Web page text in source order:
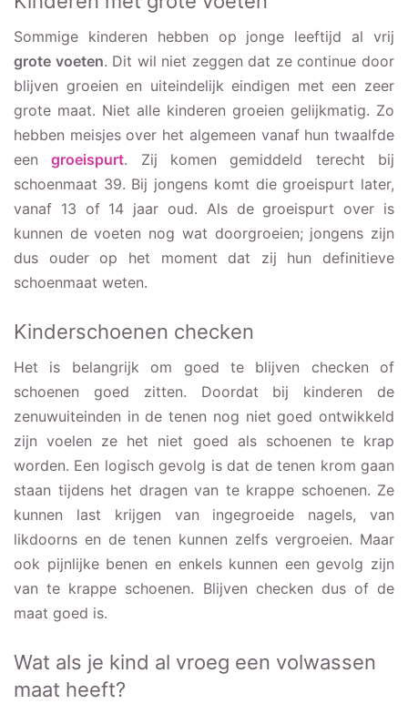
Sommige kinderen hebben op jonge leeftijd al vrij
grote voeten. Dit wil niet zeggen dat ze continue door
blijven groeien en uiteindelijk eindigen met een zeer
grote maat. Niet alle kinderen groeien gelijkmatig. Zo
hebben meisjes over het algemeen vanaf hun twaalfde
eengroeispurt. Zij komen gemiddeld terecht bij
schoenmaat 39. Bij jongens komt die groeispurt later,
vanaf 13 of 14 jaar oud. Als de groeispurt over is
kunnen de voeten nog wat doorgroeien; jongens zijn
dus ouder op het moment dat zij hun definitieve
schoenmaat weten.
Kinderschoenen checken
Het is belangrijk om goed te blijven checken of
schoenen goed zitten. Doordat bij kinderen de
zenuwuiteinden in de tenen nog niet goed ontwikkeld
zijn voelen ze het niet goed als schoenen te krap
worden. Een logisch gevolg is dat de tenen krom gaan
staan tijdens het dragen van te krappe schoenen. Ze
kunnen last krijgen van ingegroeide nagels, van
likdoorns en de tenen kunnen zelfs vergroeien. Maar
ook pijnlijke benen en enkels kunnen een gevolg zijn
van te krappe schoenen. Blijven checken dus of de
maat goed is.
Wat als je kind al vroeg een volwassen
maat heeft?